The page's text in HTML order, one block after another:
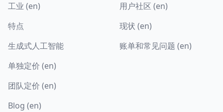
工业 (en)
特点
生成式人工智能
单独定价 (en)
团队定价 (en)
Blog (en)
用户社区 (en)
现状 (en)
账单和常见问题 (en)